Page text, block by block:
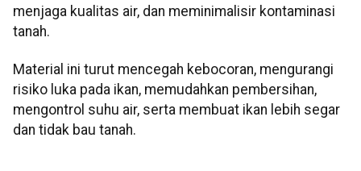
menjaga kualitas air, dan meminimalisir kontaminasi
tanah.
Material ini turut mencegah kebocoran, mengurangi
risiko luka pada ikan, memudahkan pembersihan,
mengontrol suhu air, serta membuat ikan lebih segar
dan tidak bau tanah.